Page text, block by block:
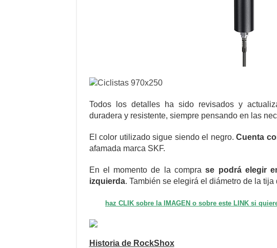
Todos los detalles ha sido revisados y
duradera y resistente, siempre pensando en las
El color utilizado sigue siendo el negro.Cuenta
afamada marca SKF.
En el momento de la comprase podrá elegir
izquierda. También se elegirá el diámetro de la
haz CLIK sobre la IMAGEN o sobre este LINK si
Historia de RockShox